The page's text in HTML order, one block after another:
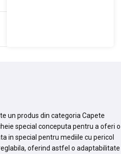
un produs din categoria Capete
special conceputa pentru a oferi o
in special pentru mediile cu pericol
oferind astfel o adaptabilitate